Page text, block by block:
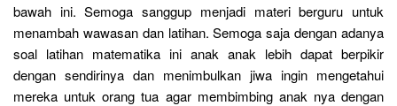
bawah ini. Semoga sanggup menjadi materi berguru untuk
menambah wawasan dan latihan. Semoga saja dengan adanya
soal latihan matematika ini anak anak lebih dapat berpikir
dengan sendirinya dan menimbulkan jiwa ingin mengetahui
mereka untuk orang tua agar membimbing anak nya dengan